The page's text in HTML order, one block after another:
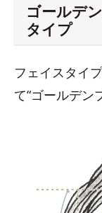
ゴールデ
タイプ
フェイスタイ
て“ゴールデン